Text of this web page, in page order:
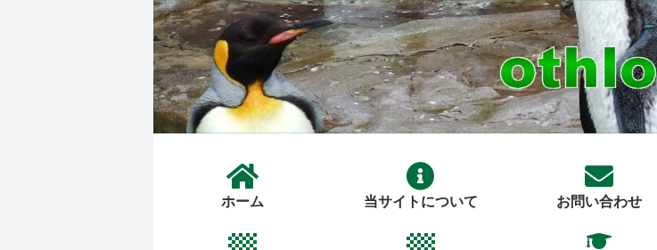
ホーム 当サイトについて お問い合わせ